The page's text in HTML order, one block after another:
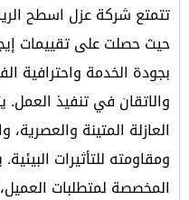
تتمتع شركة عزل اسطح
حيث حصلت على تقييمات
بجودة الخدمة واحترافية
والاتقان في تنفيذ العمل.
العازلة المتينة
ومقاومته للتأثيرات
المخصصة لمتطلبات